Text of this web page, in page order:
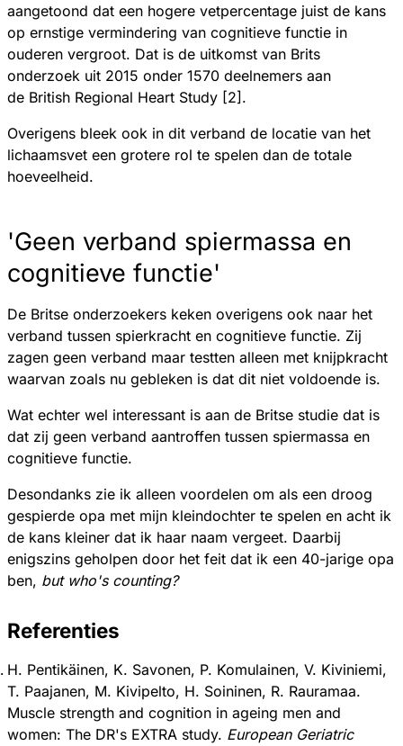
aangetoond dat een hogere vetpercentage juist de kans
op ernstige vermindering van cognitieve functie in
ouderen vergroot. Dat is de uitkomst van Brits
onderzoek uit 2015 onder 1570 deelnemers aan
de British Regional Heart Study [2].
Overigens bleek ook in dit verband de locatie van het
lichaamsvet een grotere rol te spelen dan de totale
hoeveelheid.
'Geen verband spiermassa en
cognitieve functie'
De Britse onderzoekers keken overigens ook naar het
verband tussen spierkracht en cognitieve functie. Zij
zagen geen verband maar testten alleen met knijpkracht
waarvan zoals nu gebleken is dat dit niet voldoende is.
Wat echter wel interessant is aan de Britse studie dat is
dat zij geen verband aantroffen tussen spiermassa en
cognitieve functie.
Desondanks zie ik alleen voordelen om als een droog
gespierde opa met mijn kleindochter te spelen en acht ik
de kans kleiner dat ik haar naam vergeet. Daarbij
enigszins geholpen door het feit dat ik een 40-jarige opa
ben, but who's counting?
Referenties
H. Pentikäinen, K. Savonen, P. Komulainen, V. Kiviniemi,
T. Paajanen, M. Kivipelto, H. Soininen, R. Rauramaa.
Muscle strength and cognition in ageing men and
women: The DR's EXTRA study. European Geriatric